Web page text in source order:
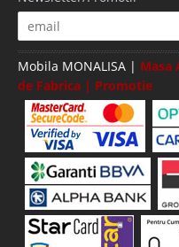
Mobila MONALISA | Masa
de Fabrica | Promotie